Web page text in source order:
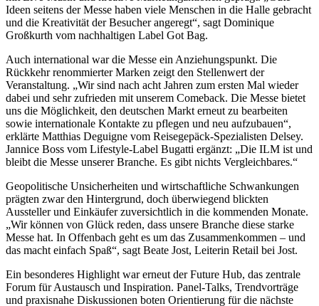
Ideen seitens der Messe haben viele Menschen in die Halle gebracht
und die Kreativität der Besucher angeregt“, sagt Dominique
Großkurth vom nachhaltigen Label Got Bag.
Auch international war die Messe ein Anziehungspunkt. Die
Rückkehr renommierter Marken zeigt den Stellenwert der
Veranstaltung. „Wir sind nach acht Jahren zum ersten Mal wieder
dabei und sehr zufrieden mit unserem Comeback. Die Messe bietet
uns die Möglichkeit, den deutschen Markt erneut zu bearbeiten
sowie internationale Kontakte zu pflegen und neu aufzubauen“,
erklärte Matthias Deguigne vom Reisegepäck-Spezialisten Delsey.
Jannice Boss vom Lifestyle-Label Bugatti ergänzt: „Die ILM ist und
bleibt die Messe unserer Branche. Es gibt nichts Vergleichbares.“
Geopolitische Unsicherheiten und wirtschaftliche Schwankungen
prägten zwar den Hintergrund, doch überwiegend blickten
Aussteller und Einkäufer zuversichtlich in die kommenden Monate.
„Wir können von Glück reden, dass unsere Branche diese starke
Messe hat. In Offenbach geht es um das Zusammenkommen – und
das macht einfach Spaß“, sagt Beate Jost, Leiterin Retail bei Jost.
Ein besonderes Highlight war erneut der Future Hub, das zentrale
Forum für Austausch und Inspiration. Panel-Talks, Trendvorträge
und praxisnahe Diskussionen boten Orientierung für die nächste